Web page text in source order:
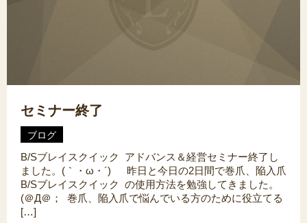
セミナー終了
ブログ
B/Sブレイスクイック アドバンス＆経営セミナー終了し
ました。(｀・ω・´)ゞ 昨日と今日の2日間で巻爪、陥入爪
B/Sブレイスクイック の使用方法を勉強してきました。
(＠Д＠； 巻爪、陥入爪で悩んでいる方のために役立てる
[…]